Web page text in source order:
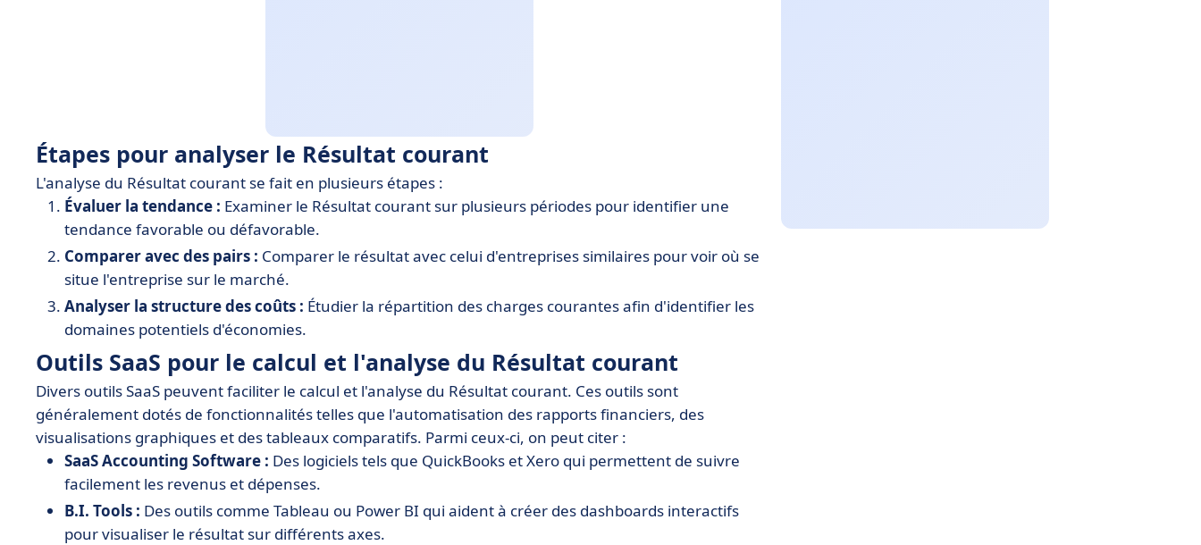
Étapes pour analyser le Résultat courant
L'analyse du Résultat courant se fait en plusieurs étapes :
Évaluer la tendance : Examiner le Résultat courant sur plusieurs périodes pour identifier une
tendance favorable ou défavorable.
Comparer avec des pairs : Comparer le résultat avec celui d'entreprises similaires pour voir où se
situe l'entreprise sur le marché.
Analyser la structure des coûts : Étudier la répartition des charges courantes afin d'identifier les
domaines potentiels d'économies.
Outils SaaS pour le calcul et l'analyse du Résultat courant
Divers outils SaaS peuvent faciliter le calcul et l'analyse du Résultat courant. Ces outils sont
généralement dotés de fonctionnalités telles que l'automatisation des rapports financiers, des
visualisations graphiques et des tableaux comparatifs. Parmi ceux-ci, on peut citer :
SaaS Accounting Software : Des logiciels tels que QuickBooks et Xero qui permettent de suivre
facilement les revenus et dépenses.
B.I. Tools : Des outils comme Tableau ou Power BI qui aident à créer des dashboards interactifs
pour visualiser le résultat sur différents axes.